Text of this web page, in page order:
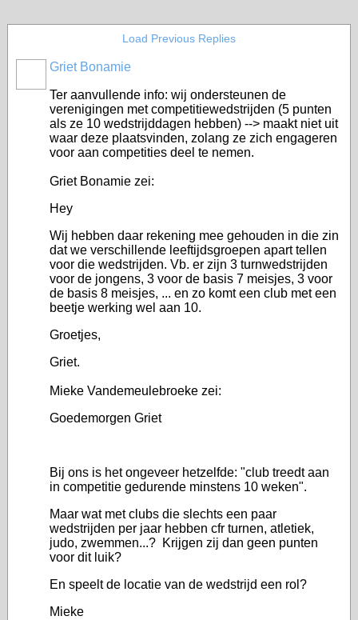
Load Previous Replies
Griet Bonamie
Ter aanvullende info: wij ondersteunen de
verenigingen met competitiewedstrijden (5 punten
als ze 10 wedstrijddagen hebben) --> maakt niet uit
waar deze plaatsvinden, zolang ze zich engageren
voor aan competities deel te nemen.
Griet Bonamie zei:
Hey
Wij hebben daar rekening mee gehouden in die zin
dat we verschillende leeftijdsgroepen apart tellen
voor die wedstrijden. Vb. er zijn 3 turnwedstrijden
voor de jongens, 3 voor de basis 7 meisjes, 3 voor
de basis 8 meisjes, ... en zo komt een club met een
beetje werking wel aan 10.
Groetjes,
Griet.
Mieke Vandemeulebroeke zei:
Goedemorgen Griet
Bij ons is het ongeveer hetzelfde: "club treedt aan
in competitie gedurende minstens 10 weken".
Maar wat met clubs die slechts een paar
wedstrijden per jaar hebben cfr turnen, atletiek,
judo, zwemmen...? Krijgen zij dan geen punten
voor dit luik?
En speelt de locatie van de wedstrijd een rol?
Mieke